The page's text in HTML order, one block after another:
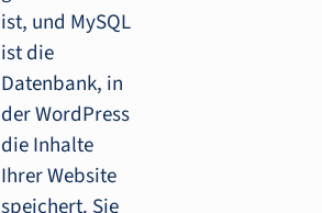
ist, und MySQL
ist die
Datenbank, in
der WordPress
die Inhalte
Ihrer Website
speichert. Sie